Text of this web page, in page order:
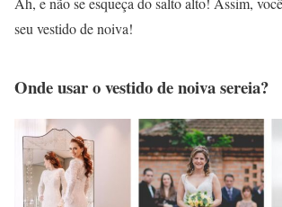
seu vestido de noiva!
Onde usar o vestido de noiva sereia?